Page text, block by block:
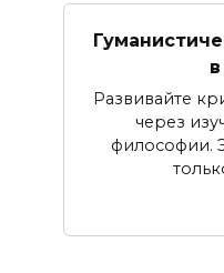
Развивайте
через
философии.